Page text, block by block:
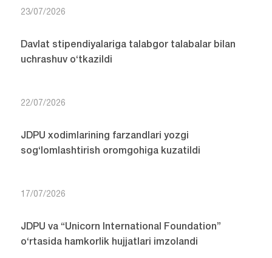
23/07/2026
Davlat stipendiyalariga talabgor talabalar bilan
uchrashuv o‘tkazildi
22/07/2026
JDPU xodimlarining farzandlari yozgi
sog‘lomlashtirish oromgohiga kuzatildi
17/07/2026
JDPU va “Unicorn International Foundation”
o‘rtasida hamkorlik hujjatlari imzolandi